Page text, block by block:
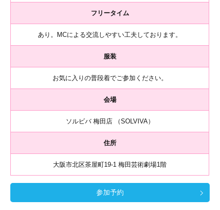
フリータイム
あり。MCによる交流しやすい工夫しております。
服装
お気に入りの普段着でご参加ください。
会場
ソルビバ 梅田店 （SOLVIVA）
住所
大阪市北区茶屋町19-1 梅田芸術劇場1階
参加予約